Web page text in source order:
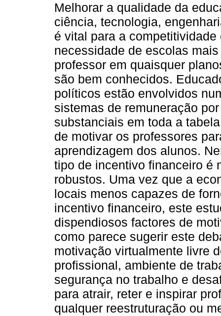
Melhorar a qualidade da
ciência, tecnologia,
é vital para a competitividade
necessidade de escolas
professor em quaisquer
são bem conhecidos.
políticos estão envolvidos
sistemas de remuneração
substanciais em toda a
de motivar os professores
aprendizagem dos alunos.
tipo de incentivo financeiro é
robustos. Uma vez que a
locais menos capazes de
incentivo financeiro, este
dispendiosos factores de
como parece sugerir este
motivação virtualmente livre
profissional, ambiente de
segurança no trabalho e
para atrair, reter e inspirar
qualquer reestruturação ou